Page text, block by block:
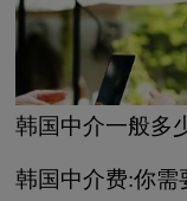
韩国中介一般多
韩国中介费:你需